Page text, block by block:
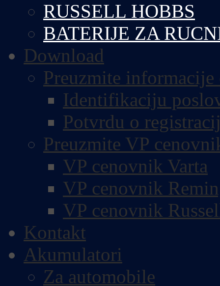
RUSSELL HOBBS
BATERIJE ZA
Download
Preuzmite
Identifikaciju
Potvrdu o
Preuzmite VP
VP cenovnik Varta
VP cenovnik
VP cenovnik
Kontakt
Akumulatori
Za automobile